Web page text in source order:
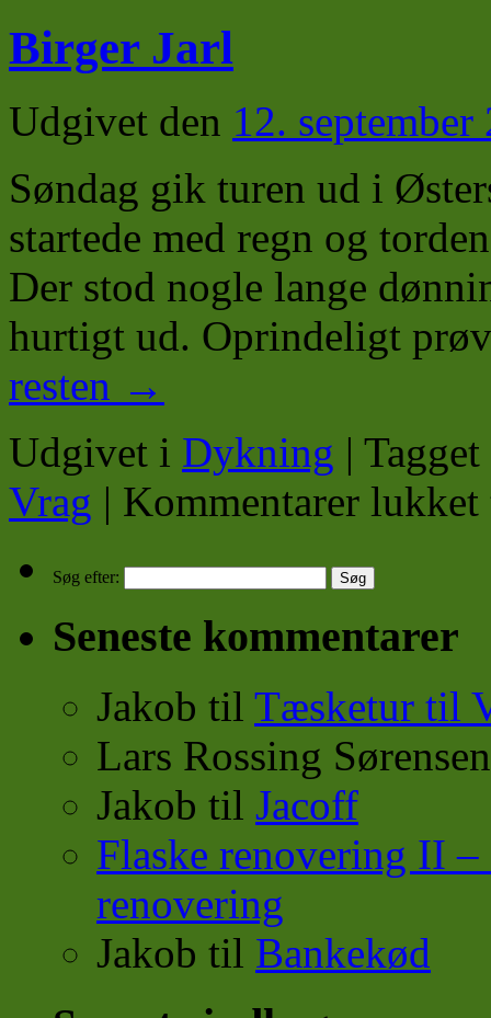
Birger Jarl
Udgivet den 12. september
Søndag gik turen ud i
startede med regn og
Der stod nogle lange
hurtigt ud. Oprindeligt
resten →
Udgivet i Dykning | Tagget
Vrag | Kommentarer lukket
Søg efter:
Seneste kommentarer
Jakob til Tæsketur til
Lars Rossing Sørensen
Jakob til Jacoff
Flaske renovering II
renovering
Jakob til Bankekød